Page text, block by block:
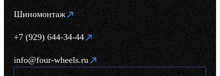
Шиномонтаж
+7 (929) 644-34-44
info@four-wheels.ru